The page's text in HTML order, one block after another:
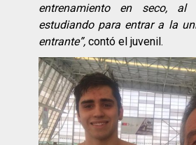
entrenamiento en seco, al
estudiando para entrar a la
entrante”, contó el juvenil.